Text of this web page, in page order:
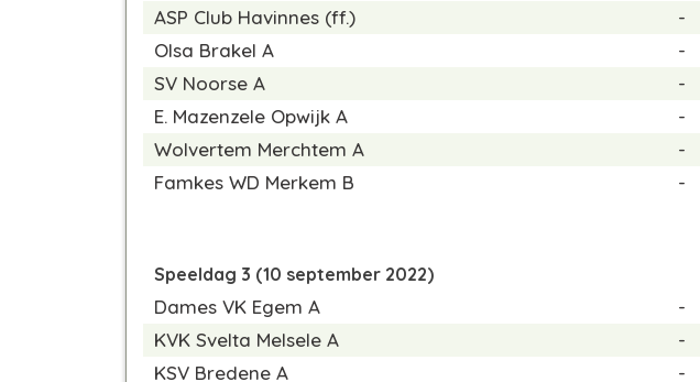
ASP Club Havinnes (ff.) -
Olsa Brakel A
-
SV Noorse A
-
E. Mazenzele Opwijk A
-
Wolvertem Merchtem A
-
Famkes WD Merkem B
-
Speeldag 3 (10 september 2022)
Dames VK Egem A -
KVK Svelta Melsele A
-
KSV Bredene A
-